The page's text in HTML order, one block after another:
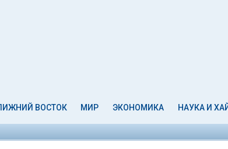
ВОСТОК МИР ЭКОНОМИКА НАУКА И